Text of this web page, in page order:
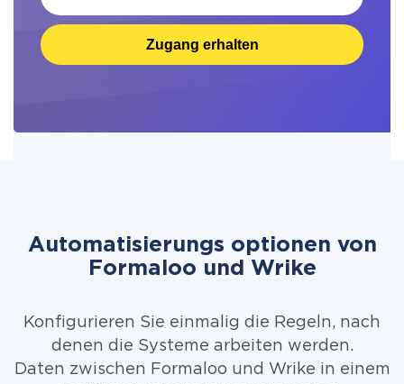
Zugang erhalten
Automatisierungs optionen von
Formaloo und Wrike
Konfigurieren Sie einmalig die Regeln, nach
denen die Systeme arbeiten werden.
Daten zwischen Formaloo und Wrike in einem